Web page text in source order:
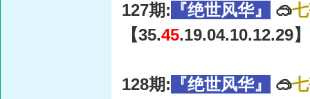
127期: 『绝世风华』 🥽
【35.45.19.04.10.12.29】
128期: 『绝世风华』 🥽